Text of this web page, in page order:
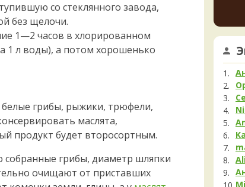
со стеклянного завода,
без щелочи.
1—2 часов в хлорированном
1 л воды), а потом хорошенько
грибы, рыжики, трюфели,
маслята,
продукт будет второсортным.
грибы, диаметр шляпки
очищают от приставших
но
края
2 дня